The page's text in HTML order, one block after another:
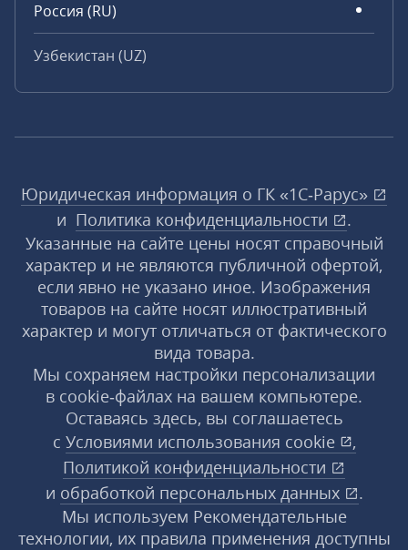
Россия (RU)
Узбекистан (UZ)
Юридическая информация о ГК «1С‑Рарус»
и Политика конфиденциальности
.
Указанные на сайте цены носят справочный
характер и не являются публичной офертой,
если явно не указано иное. Изображения
товаров на сайте носят иллюстративный
характер и могут отличаться от фактического
вида товара.
Мы сохраняем настройки персонализации
в cookie‑файлах на вашем компьютере.
Оставаясь здесь, вы соглашаетесь
с Условиями использования cookie
,
Политикой конфиденциальности
и обработкой персональных данных
.
Мы используем Рекомендательные
технологии, их правила применения доступны